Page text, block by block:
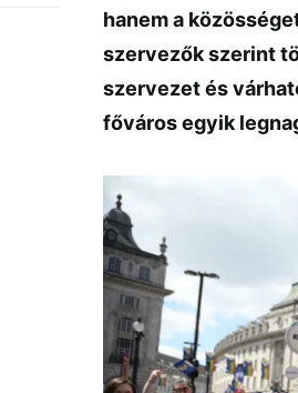
hanem a
szervezők szerint
szervezet és
főváros egyik